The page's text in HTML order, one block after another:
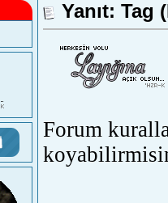
Yanıt: Tag
Forum